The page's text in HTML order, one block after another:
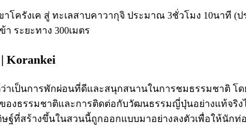
าโครังเค สู่ ทะเลสาบคาวากุจิ ประมาณ 3ชั่วโมง 10นาที
ระยะทาง 300เมตร
Korankei
เป็นการพักผ่อนที่ดีและสนุกสนานในการชมธรรมชาติ โด
งธรรมชาติและการติดต่อกับวัฒนธรรมญี่ปุ่นอย่างแท้จริง
ฐ์ที่สร้างขึ้นในสวนนี้ถูกออกแบบมาอย่างลงตัวเพื่อให้นัก